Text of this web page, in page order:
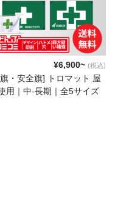
¥6,900~ (税込)
・安全旗] トロマット 屋
用｜中-長期｜全5サイズ